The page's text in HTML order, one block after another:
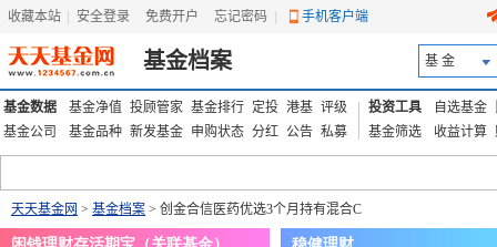
收藏本站 安全登录 免费开户 忘记密码 手机客户端
基金档案 基 金
基金数据 基金净值 投顾管家 基金排行 定投 港基 评级
基金公司
基金品种 新发基金 申购状态 分红 公告 私募
投资工具 自选基金
基金筛选
收益计算
天天基金网 > 基金档案 > 创金合信医药优选3个月持有混合C